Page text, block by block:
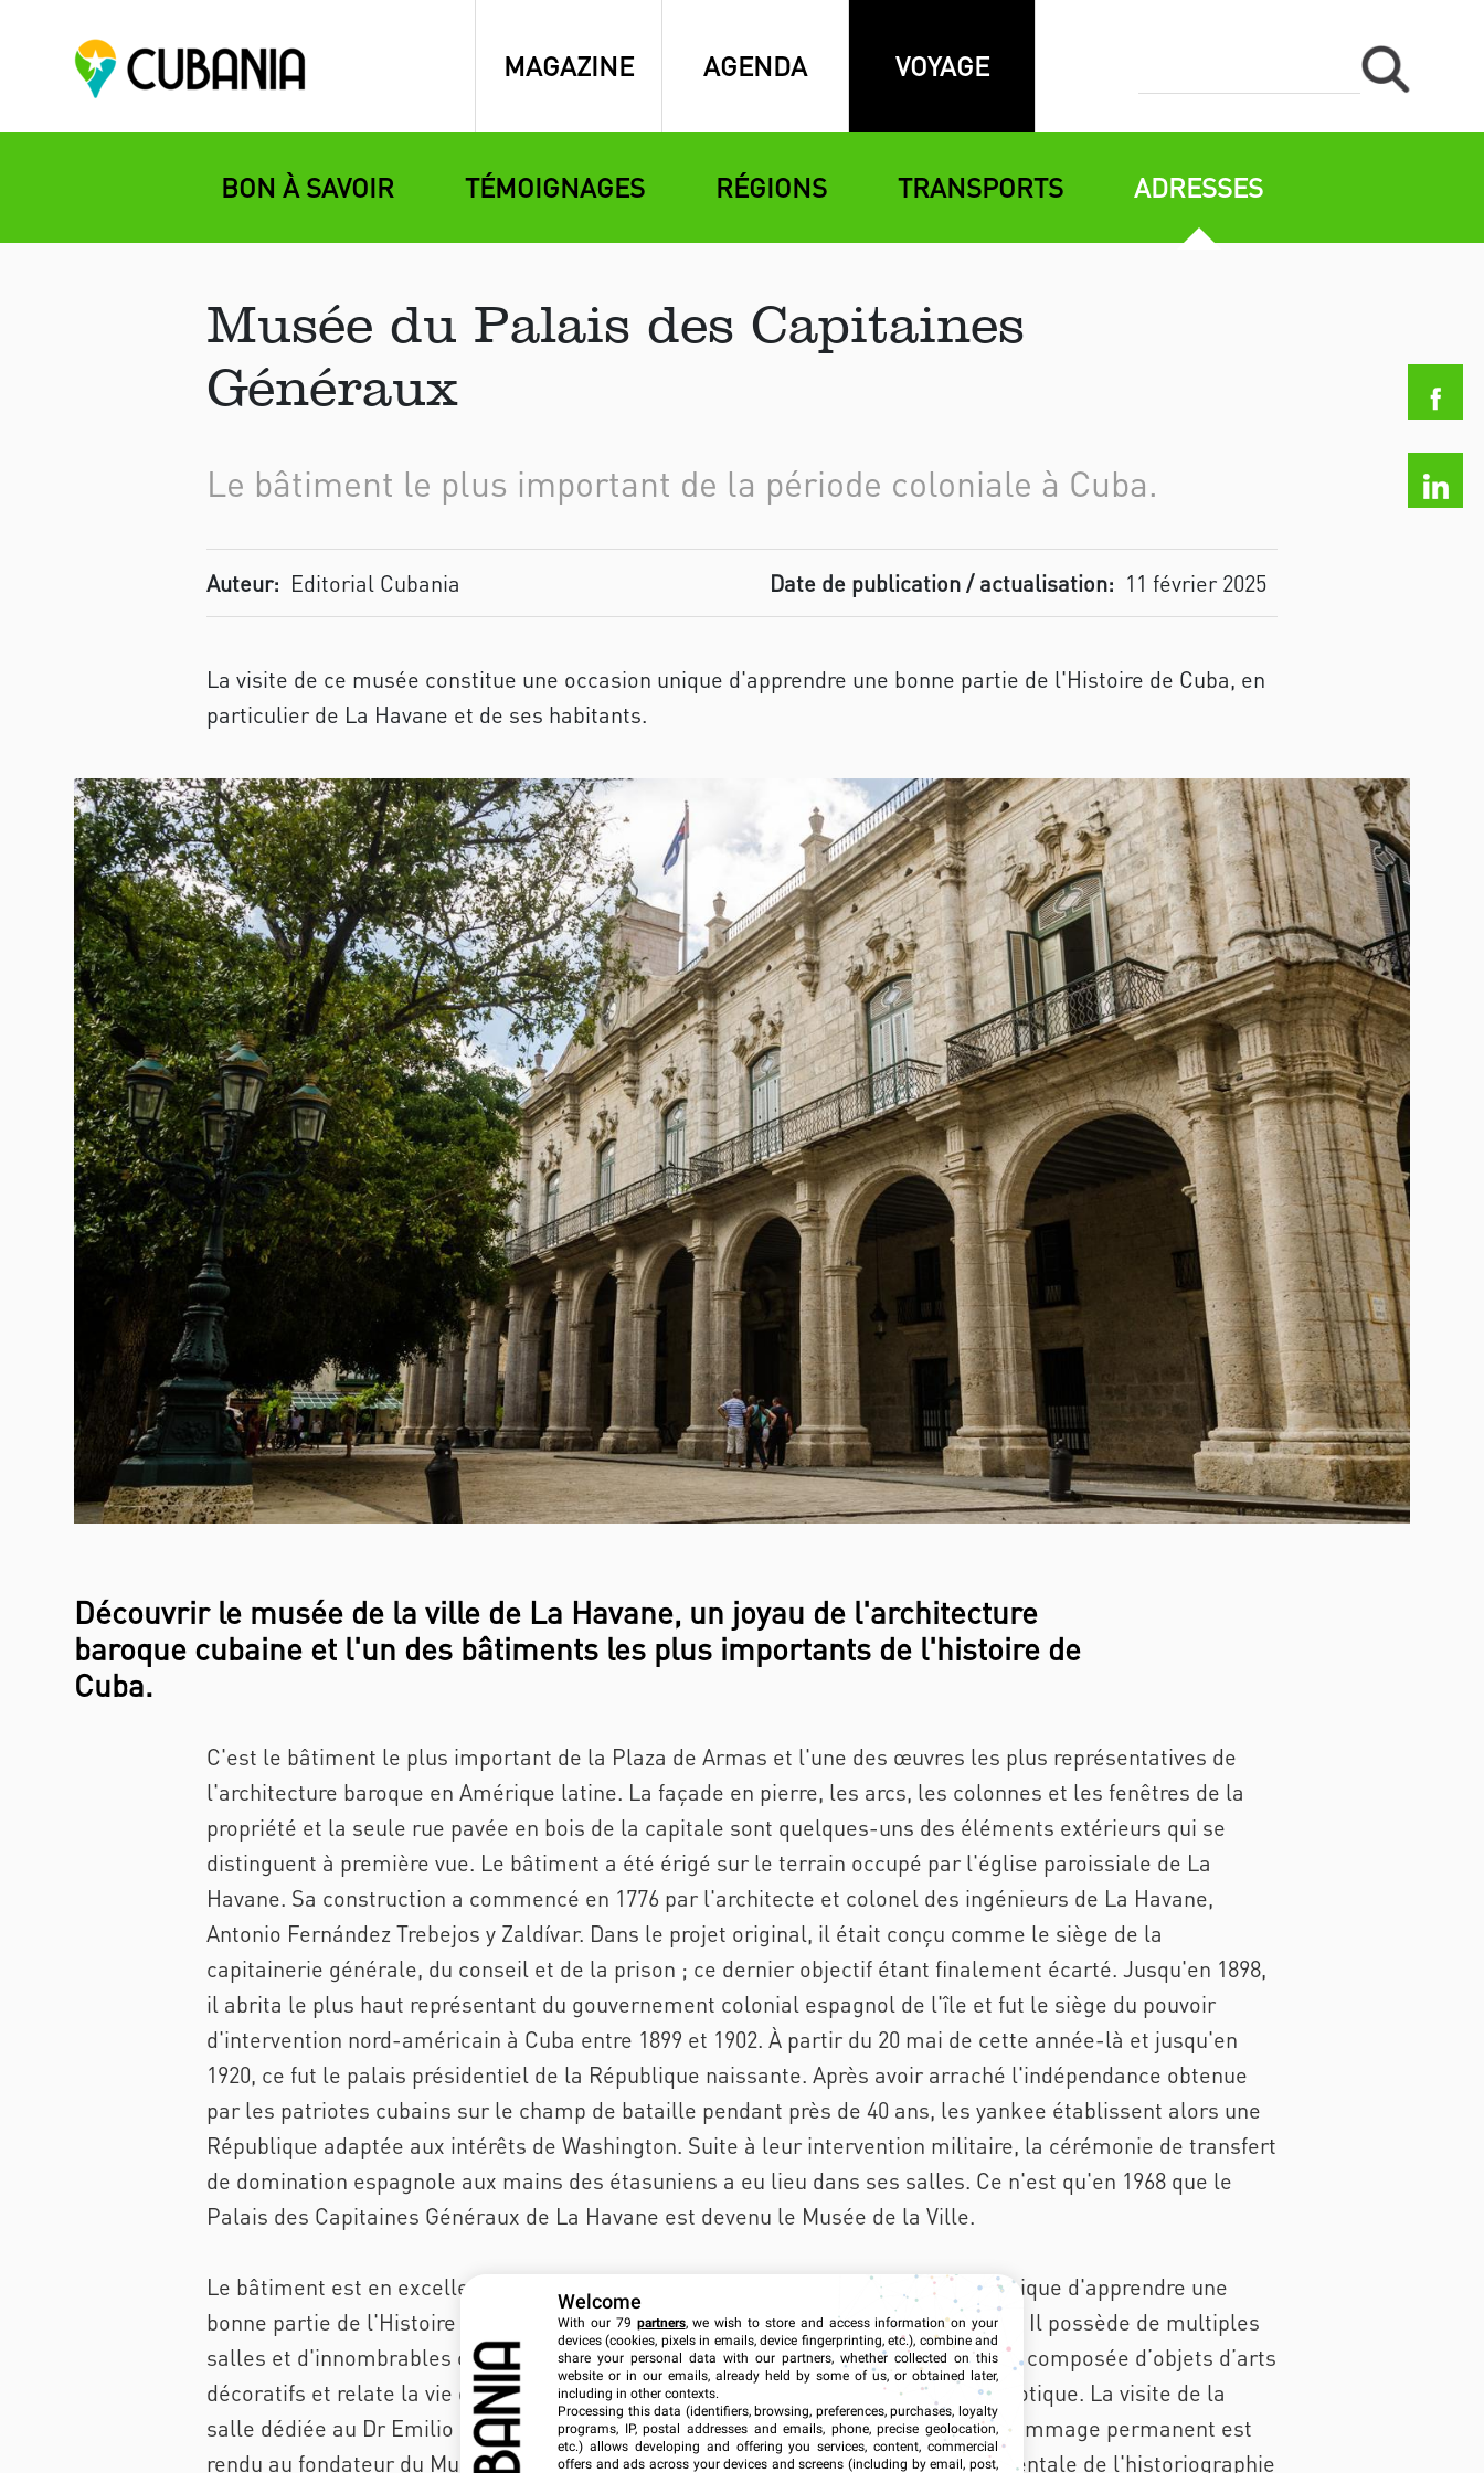
MAGAZINE AGENDA VOYAGE
BON À SAVOIR TÉMOIGNAGES RÉGIONS TRANSPORTS ADRESSES
Musée du Palais des Capitaines
Généraux
Le bâtiment le plus important de la période coloniale à Cuba.
Auteur: Editorial Cubania Date de publication / actualisation: 11 février 2025
La visite de ce musée constitue une occasion unique d'apprendre une bonne partie de l'Histoire de Cuba, en
particulier de La Havane et de ses habitants.
Découvrir le musée de la ville de La Havane, un joyau de l'architecture
baroque cubaine et l'un des bâtiments les plus importants de l'histoire de
Cuba.
C'est le bâtiment le plus important de la Plaza de Armas et l'une des œuvres les plus représentatives de
l'architecture baroque en Amérique latine. La façade en pierre, les arcs, les colonnes et les fenêtres de la
propriété et la seule rue pavée en bois de la capitale sont quelques-uns des éléments extérieurs qui se
distinguent à première vue. Le bâtiment a été érigé sur le terrain occupé par l'église paroissiale de La
Havane. Sa construction a commencé en 1776 par l'architecte et colonel des ingénieurs de La Havane,
Antonio Fernández Trebejos y Zaldívar. Dans le projet original, il était conçu comme le siège de la
capitainerie générale, du conseil et de la prison ; ce dernier objectif étant finalement écarté. Jusqu'en 1898,
il abrita le plus haut représentant du gouvernement colonial espagnol de l'île et fut le siège du pouvoir
d'intervention nord-américain à Cuba entre 1899 et 1902. À partir du 20 mai de cette année-là et jusqu'en
1920, ce fut le palais présidentiel de la République naissante. Après avoir arraché l'indépendance obtenue
par les patriotes cubains sur le champ de bataille pendant près de 40 ans, les yankee établissent alors une
République adaptée aux intérêts de Washington. Suite à leur intervention militaire, la cérémonie de transfert
de domination espagnole aux mains des étasuniens a eu lieu dans ses salles. Ce n'est qu'en 1968 que le
Palais des Capitaines Généraux de La Havane est devenu le Musée de la Ville.
Le bâtiment est en excellent état. La visite de ce musée constitue une occasion unique d'apprendre une
bonne partie de l'Histoire de Cuba, en particulier de La Havane et de ses habitants. Il possède de multiples
salles et d'innombrables objets de valeur historique et artistique. Sa collection est composée d’objets d’arts
décoratifs et relate la vie de certains personnages à caractère profondément patriotique. La visite de la
salle dédiée au Dr Emilio Roig de Leuchsenring est vivement recommandée : un hommage permanent est
rendu au fondateur du Musée et du Bureau de l'Historien de la Ville, figure fondamentale de l'historiographie
Welcome
With our 79 partners, we wish to store and access information on your
devices (cookies, pixels in emails, device fingerprinting, etc.), combine and
share your personal data with our partners, whether collected on this
website or in our emails, already held by some of us, or obtained later,
including in other contexts.
Processing this data (identifiers, browsing, preferences, purchases, loyalty
programs, IP, postal addresses and emails, phone, precise geolocation,
etc.) allows developing and offering you services, content, commercial
offers and ads across your devices and screens (including by email, post,